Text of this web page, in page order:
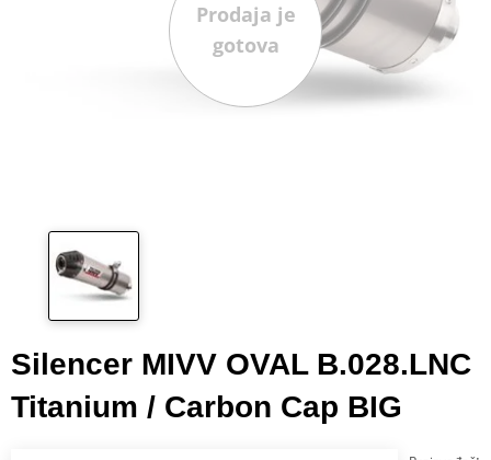
Prodaja je
gotova
Silencer MIVV OVAL B.028.LNC
Titanium / Carbon Cap BIG